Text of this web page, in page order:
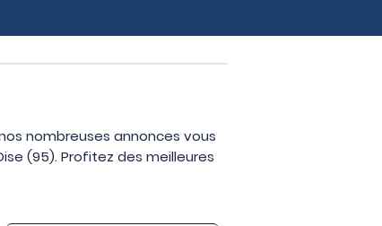
nombreuses annonces vous
(95). Profitez des meilleures